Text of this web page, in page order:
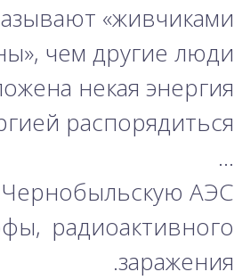
«живчиками».
чем другие люди.
некая энергия.
распорядиться.
…
АЭС.
радиоактивного
заражения.